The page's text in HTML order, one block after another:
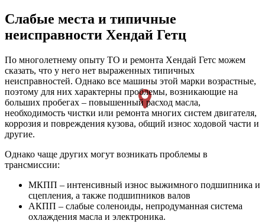
Слабые места и типичные
неисправности Хендай Гетц
По многолетнему опыту ТО и ремонта Хендай Гетс можем
сказать, что у него нет выраженных типичных
неисправностей. Однако все машины этой марки возрастные,
поэтому для них характерны проблемы, возникающие на
больших пробегах – повышенный расход масла,
необходимость чистки или ремонта многих систем двигателя,
коррозия и повреждения кузова, общий износ ходовой части и
другие.
Однако чаще других могут возникать проблемы в
трансмиссии:
МКПП – интенсивный износ выжимного подшипника и
сцепления, а также подшипников валов
АКПП – слабые соленоиды, непродуманная система
охлаждения масла и электроника.